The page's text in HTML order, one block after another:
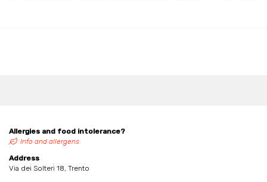
Allergies and food intolerance?
Info and allergens
Address
Via dei Solteri 18, Trento